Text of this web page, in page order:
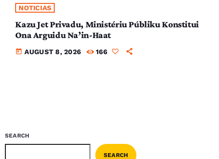
NOTICIAS
Kazu Jet Privadu, Ministériu Públiku Konstitui
Ona Arguidu Na’in-Haat
today AUGUST 8, 2026 166
SEARCH
SEARCH